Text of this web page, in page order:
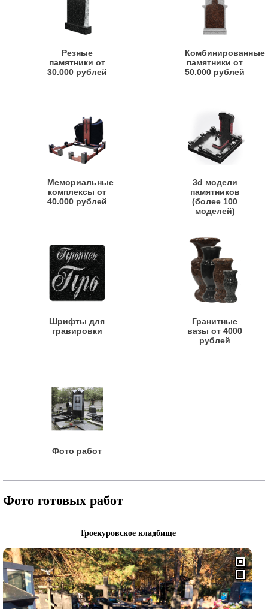
Резные
памятники от
30.000 рублей
Комбинированные
памятники от
50.000 рублей
Мемориальные
комплексы от
40.000 рублей
3d модели
памятников
(более 100
моделей)
Шрифты для
гравировки
Гранитные
вазы от 4000
рублей
Фото работ
Фото готовых работ
Троекуровское кладбище